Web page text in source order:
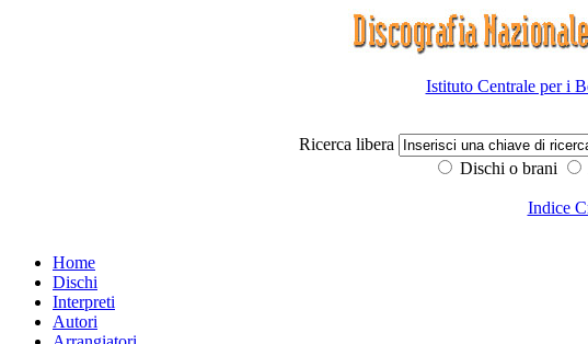
Istituto Centrale per i
Ricerca libera
Dischi o brani
Indice
Home
Dischi
Interpreti
Autori